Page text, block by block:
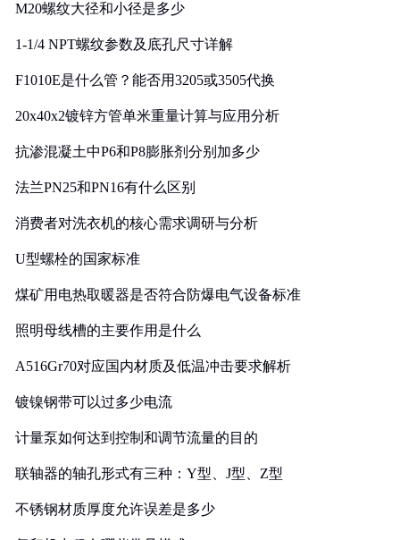
M20螺纹大径和小径是多少
1-1/4 NPT螺纹参数及底孔尺寸详解
F1010E是什么管？能否用3205或3505代换
20x40x2镀锌方管单米重量计算与应用分析
抗渗混凝土中P6和P8膨胀剂分别加多少
法兰PN25和PN16有什么区别
消费者对洗衣机的核心需求调研与分析
U型螺栓的国家标准
煤矿用电热取暖器是否符合防爆电气设备标准
照明母线槽的主要作用是什么
A516Gr70对应国内材质及低温冲击要求解析
镀镍钢带可以过多少电流
计量泵如何达到控制和调节流量的目的
联轴器的轴孔形式有三种：Y型、J型、Z型
不锈钢材质厚度允许误差是多少